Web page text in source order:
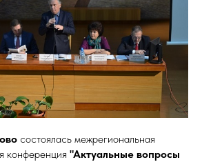
состоялась межрегиональная
конференция "Актуальные вопросы